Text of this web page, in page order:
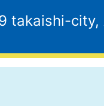
takaishi-city,